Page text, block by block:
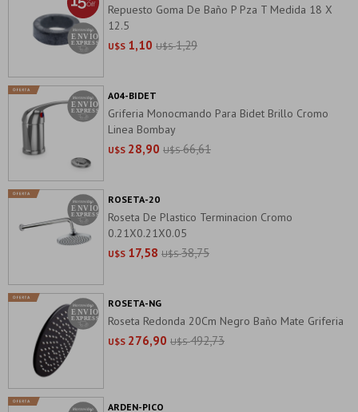
Repuesto Goma De Baño P Pza T Medida 18 X
12.5
U$S 1,10 U$S 1,29
Griferia Monocmando Para Bidet Brillo Cromo
Linea Bombay
U$S 28,90 U$S 66,61
A04-BIDET
Roseta De Plastico Terminacion Cromo
0.21X0.21X0.05
U$S 17,58 U$S 38,75
ROSETA-20
Roseta Redonda 20Cm Negro Baño Mate Griferia
U$S 276,90 U$S 492,73
ROSETA-NG
ARDEN-PICO